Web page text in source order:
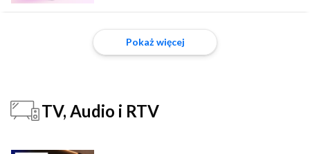
Pokaż więcej
TV, Audio i RTV